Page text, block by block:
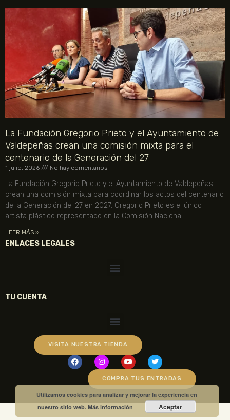
La Fundación Gregorio Prieto y el Ayuntamiento de
Valdepeñas crean una comisión mixta para el
centenario de la Generación del 27
1 julio, 2026 No hay comentarios
La Fundación Gregorio Prieto y el Ayuntamiento de Valdepeñas
crean una comisión mixta para coordinar los actos del centenario
de la Generación del 27 en 2027. Gregorio Prieto es el único
artista plástico representado en la Comisión Nacional.
LEER MÁS »
ENLACES LEGALES
TU CUENTA
VISITA NUESTRA TIENDA
COMPRA TUS ENTRADAS
Utilizamos cookies para analizar y mejorar la experiencia en
nuestro sitio web.Más información Aceptar